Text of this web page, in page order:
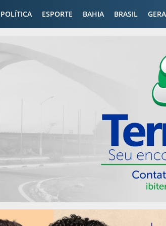
POLÍTICA ESPORTE BAHIA BRASIL